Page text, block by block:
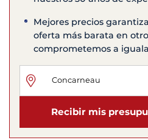
Mejores precios
oferta más barata en
comprometemos a
Recibir mis